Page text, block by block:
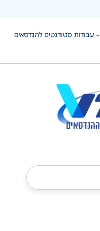
חלונות וחלומות 4 – עבודות סטודנטים להנדסאים